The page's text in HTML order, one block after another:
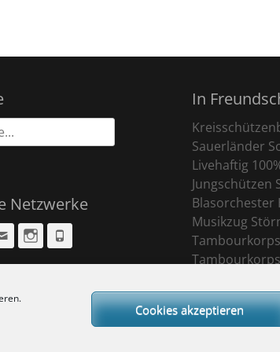
Cookies akzeptieren
Netzwerke
Email Instagram
In
Sauerländer
Livehaftig
Jungschützen
Blasorchester
Musikzug